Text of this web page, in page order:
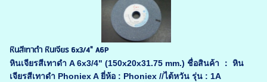
หินสีเทาดำ หินเจียร 6x3/4" A6P
หินเจียรสีเทาดำ A 6x3/4" (150x20x31.75 mm.) ชื่อสินค้า ： หิน
เจียรสีเทาดำ Phoniex A ยี่ห้อ : Phoniex //ไต้หวัน รุ่น : 1A